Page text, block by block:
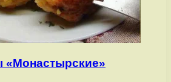
«Монастырские»